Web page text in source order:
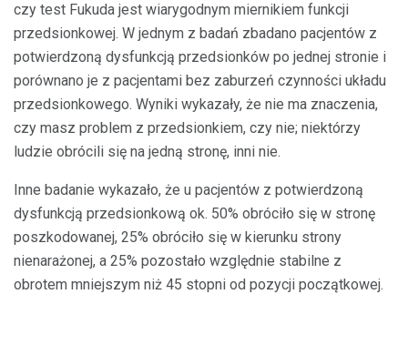
czy test Fukuda jest wiarygodnym miernikiem funkcji
przedsionkowej. W jednym z badań zbadano pacjentów z
potwierdzoną dysfunkcją przedsionków po jednej stronie i
porównano je z pacjentami bez zaburzeń czynności układu
przedsionkowego. Wyniki wykazały, że nie ma znaczenia,
czy masz problem z przedsionkiem, czy nie; niektórzy
ludzie obrócili się na jedną stronę, inni nie.
Inne badanie wykazało, że u pacjentów z potwierdzoną
dysfunkcją przedsionkową ok. 50% obróciło się w stronę
poszkodowanej, 25% obróciło się w kierunku strony
nienarażonej, a 25% pozostało względnie stabilne z
obrotem mniejszym niż 45 stopni od pozycji początkowej.